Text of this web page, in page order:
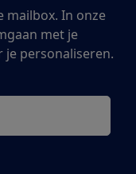
mailbox. In onze
met je
je personaliseren.